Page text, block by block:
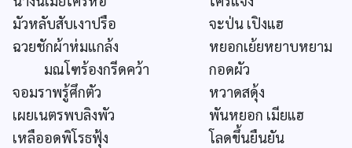
มัวหลับสับเงาปรือ
จะป่น เปิงแฮ
ฉวยชักผ้าห่มแกล้ง
หยอกเย้ยหยาบหยาม
มณโฑร้องกรีดคว้า
กอดผัว
จอมราพรู้ศึกตัว
หวาดสดุ้ง
เผยเนตรพบลิงพัว
พันหยอก เมียแฮ
เหลืออดพิโรธฟุ้ง
โลดขึ้นยืนยัน